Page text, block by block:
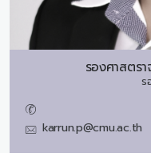
รองศาสตร
ร
karrun.p@cmu.ac.th